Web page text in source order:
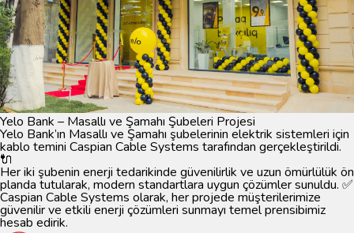
Yelo Bank – Masallı ve Şamahı Şubeleri Projesi
Yelo Bank’ın Masallı ve Şamahı şubelerinin elektrik sistemleri için
kablo temini Caspian Cable Systems tarafından gerçekleştirildi.
🔌
Her iki şubenin enerji tedarikinde güvenilirlik ve uzun ömürlülük ön
planda tutularak, modern standartlara uygun çözümler sunuldu. ✅
Caspian Cable Systems olarak, her projede müşterilerimize
güvenilir ve etkili enerji çözümleri sunmayı temel prensibimiz
hesab edirik.